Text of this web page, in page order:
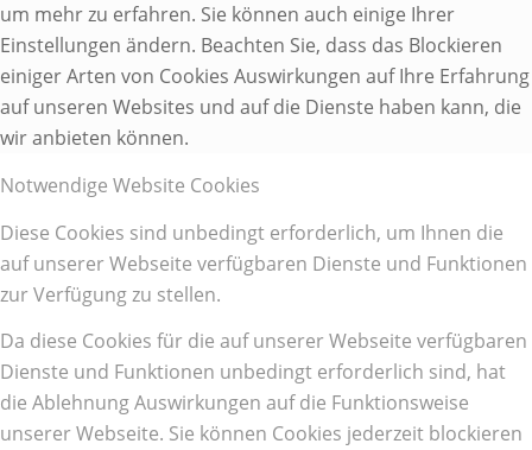
um mehr zu erfahren. Sie können auch einige Ihrer
Einstellungen ändern. Beachten Sie, dass das Blockieren
einiger Arten von Cookies Auswirkungen auf Ihre Erfahrung
auf unseren Websites und auf die Dienste haben kann, die
wir anbieten können.
Notwendige Website Cookies
Diese Cookies sind unbedingt erforderlich, um Ihnen die
auf unserer Webseite verfügbaren Dienste und Funktionen
zur Verfügung zu stellen.
Da diese Cookies für die auf unserer Webseite verfügbaren
Dienste und Funktionen unbedingt erforderlich sind, hat
die Ablehnung Auswirkungen auf die Funktionsweise
unserer Webseite. Sie können Cookies jederzeit blockieren